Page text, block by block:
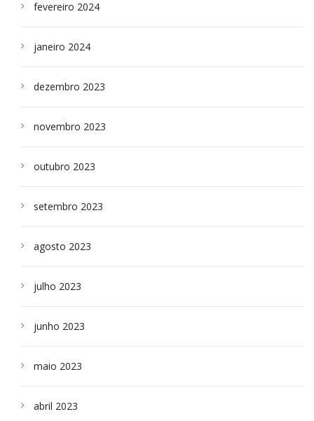
fevereiro 2024
janeiro 2024
dezembro 2023
novembro 2023
outubro 2023
setembro 2023
agosto 2023
julho 2023
junho 2023
maio 2023
abril 2023